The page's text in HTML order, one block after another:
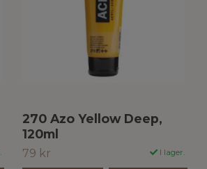
270 Azo Yellow Deep,
120ml
79 kr I lager.